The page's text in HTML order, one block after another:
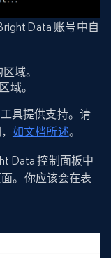
Data 账号中自
区域。
域。
具提供支持。请
如文档所述。
Data 控制面板中
面。你应该会在表